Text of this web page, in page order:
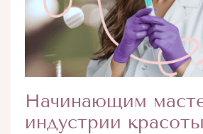
Начинающим
индустрии красоты